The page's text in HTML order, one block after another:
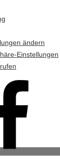
ändern
Einstellungen